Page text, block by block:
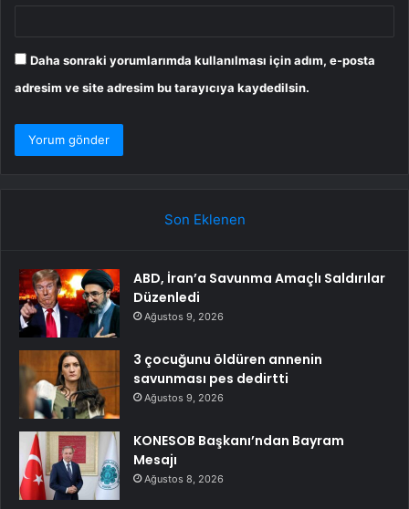
Daha sonraki yorumlarımda kullanılması için adım, e-posta
adresim ve site adresim bu tarayıcıya kaydedilsin.
Son Eklenen
ABD, İran’a Savunma Amaçlı Saldırılar
Düzenledi
Ağustos 9, 2026
3 çocuğunu öldüren annenin
savunması pes dedirtti
Ağustos 9, 2026
KONESOB Başkanı’ndan Bayram
Mesajı
Ağustos 8, 2026